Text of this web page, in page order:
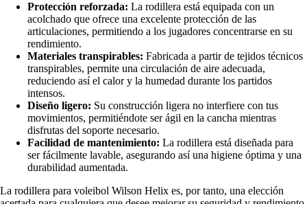
Protección reforzada: La rodillera está equipada con un
acolchado que ofrece una excelente protección de las
articulaciones, permitiendo a los jugadores concentrarse en su
rendimiento.
Materiales transpirables: Fabricada a partir de tejidos técnicos
transpirables, permite una circulación de aire adecuada,
reduciendo así el calor y la humedad durante los partidos
intensos.
Diseño ligero: Su construcción ligera no interfiere con tus
movimientos, permitiéndote ser ágil en la cancha mientras
disfrutas del soporte necesario.
Facilidad de mantenimiento: La rodillera está diseñada para
ser fácilmente lavable, asegurando así una higiene óptima y una
durabilidad aumentada.
La rodillera para voleibol Wilson Helix es, por tanto, una elección